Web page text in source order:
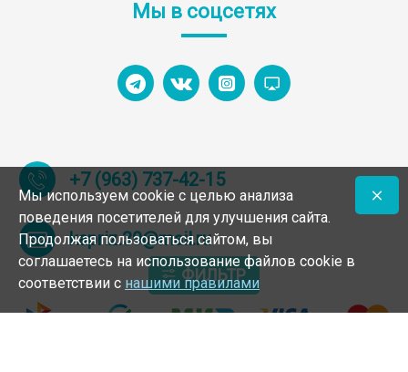
Мы в соцсетях
+7 (963) 737-42-15
kapriz.39@mail.ru
Мы используем cookie с целью анализа
поведения посетителей для улучшения сайта.
Продолжая пользоваться сайтом, вы
соглашаетесь на использование файлов cookie в
соответствии с нашими правилами
ФИЛЬТР